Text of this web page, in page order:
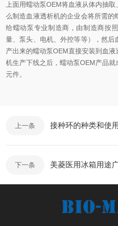
上面用蠕动泵OEM将血液从体内抽
么制造血液透析机的企业会将所需
给蠕动泵专业制造商，由制造商按
量、泵头、电机、外控等等），然后
产出来的蠕动泵OEM直接安装到血
机生产下线之后，蠕动泵OEM产品
元件。
上一条 接种环的种类和使
下一条